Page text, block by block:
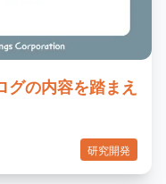
の内容を踏まえ
研究開発